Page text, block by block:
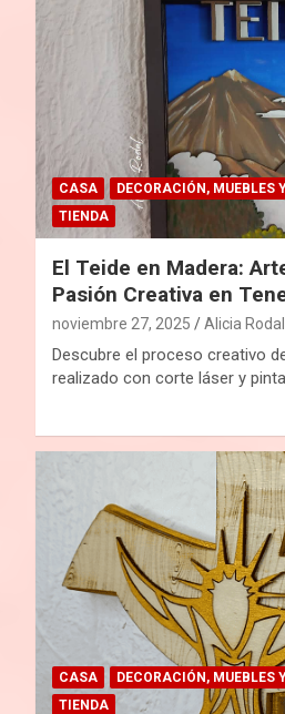
CASA
DECORACIÓN, MUEBLES
TIENDA
El Teide en Madera:
Pasión Creativa en
noviembre 27, 2025 Alicia Rodal
Descubre el proceso creativo
realizado con corte láser y
CASA
DECORACIÓN, MUEBLES
TIENDA